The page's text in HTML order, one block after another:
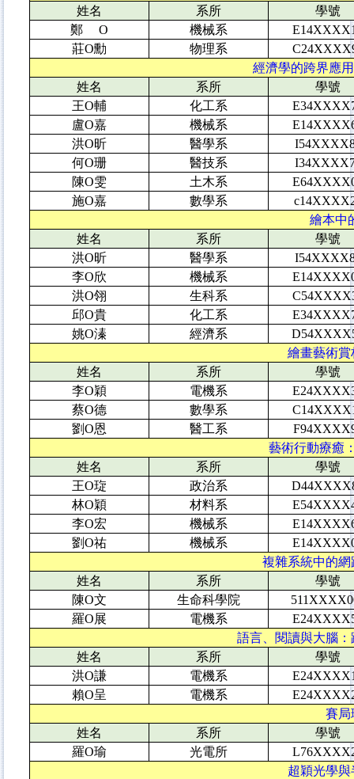
姓名
系所
學號
鄭 O
機械系
莊O勳
物理系
經濟學的跨界應
姓名
系所
學號
王O輔
化工系
盧O嘉
機械系
洪O昕
醫學系
何O珊
醫技系
陳O雯
土木系
施O嘉
數學系
繪本中
姓名
系所
學號
洪O昕
醫學系
李O欣
機械系
洪O翎
生科系
邱O貴
化工系
姚O溱
經濟系
繪畫藝術賞
姓名
系所
學號
李O穎
電機系
蔡O德
數學系
劉O恩
醫工系
藝術行動療癒
姓名
系所
學號
王O琁
政治系
林O穎
材料系
李O宏
機械系
劉O祐
機械系
複雜系統中的
姓名
系所
學號
陳O文
生命科學院
羅O展
電機系
語言、閱讀與大腦
姓名
系所
學號
洪O謙
電機系
賴O呈
電機系
賽局
姓名
系所
學號
羅O瑜
光電所
超穎光學